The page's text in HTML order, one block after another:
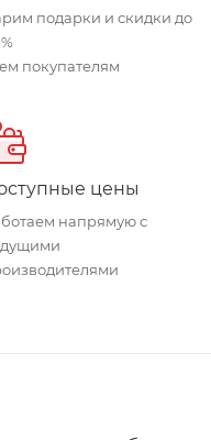
подарки и скидки до
покупателям
цены
напрямую с